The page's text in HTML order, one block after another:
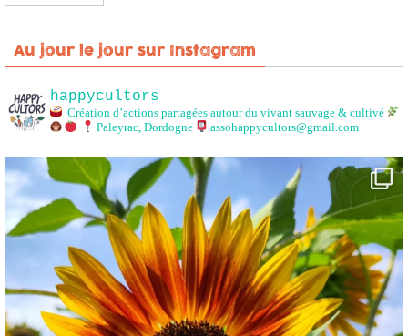
Au jour le jour sur Instagram
happycultors
Création d’actions partagées autour du vivant sauvage & cultivé
Paleyrac, Dordogne
assohappycultors@gmail.com